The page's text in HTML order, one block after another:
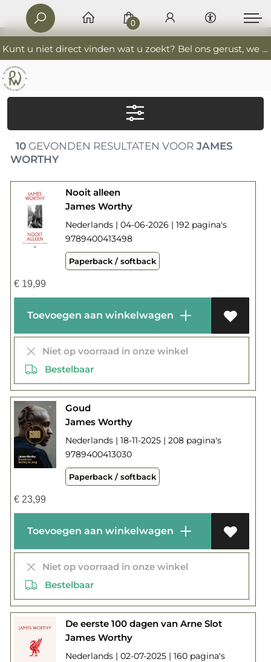
Kunt u niet direct vinden wat u zoekt? Bel ons gerust, we helpen u graag. 0341-552405 De Boekverkoopers
0
10GEVONDEN RESULTATEN VOORJAMES
WORTHY
Nooit alleen
James Worthy
Nederlands | 04-06-2026 | 192 pagina's
9789400413498
Paperback / softback
€19,99
Toevoegen aan winkelwagen
Niet op voorraad in onze winkel
Bestelbaar
Goud
James Worthy
Nederlands | 18-11-2025 | 208 pagina's
9789400413030
Paperback / softback
€23,99
Toevoegen aan winkelwagen
Niet op voorraad in onze winkel
Bestelbaar
De eerste 100 dagen van Arne Slot
James Worthy
Nederlands | 02-07-2025 | 160 pagina's